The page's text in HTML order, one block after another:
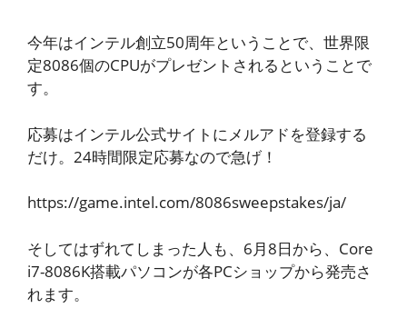
今年はインテル創立50周年ということで、世界限
定8086個のCPUがプレゼントされるということで
す。
応募はインテル公式サイトにメルアドを登録する
だけ。24時間限定応募なので急げ！
https://game.intel.com/8086sweepstakes/ja/
そしてはずれてしまった人も、6月8日から、Core
i7-8086K搭載パソコンが各PCショップから発売さ
れます。